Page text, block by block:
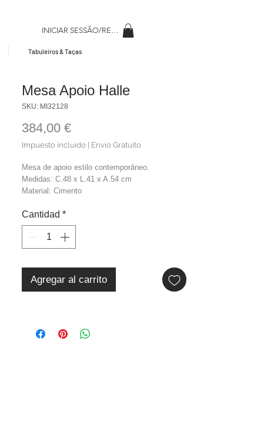
INICIAR SESSÃO/REGISAR
Tabuleiros & Taças
Mesa Apoio Halle
SKU: MI32128
384,00 €Precio
Impuesto incluido Envio Gratuito
Mesa de apoio estilo contemporâneo.
Medidas: C.48 x L.41 x A.54 cm
Material: Cimento
Peso: 8,1 kg
Cantidad *
Agregar al carrito